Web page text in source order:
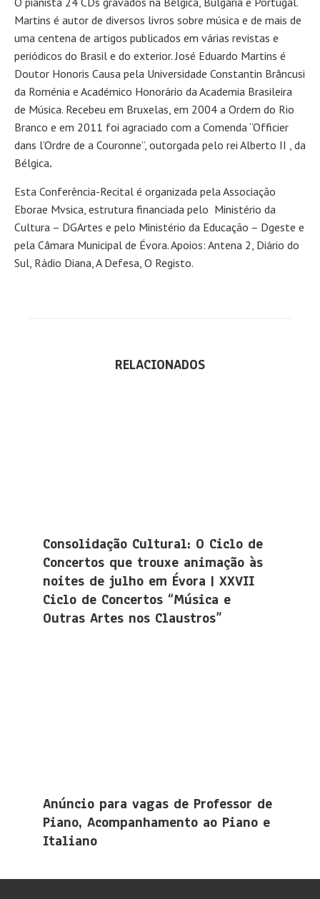
Martins é autor de diversos livros sobre música e de mais de
uma centena de artigos publicados em várias revistas e
periódicos do Brasil e do exterior. José Eduardo Martins é
Doutor Honoris Causa pela Universidade Constantin Brâncusi
da Roménia e Académico Honorário da Academia Brasileira
de Música. Recebeu em Bruxelas, em 2004 a Ordem do Rio
Branco e em 2011 foi agraciado com a Comenda “Officier
dans l’Ordre de a Couronne”, outorgada pelo rei Alberto II , da
Bélgica.
Esta Conferência-Recital é organizada pela Associação
Eborae Mvsica, estrutura financiada pelo Ministério da
Cultura – DGArtes e pelo Ministério da Educação – Dgeste e
pela Câmara Municipal de Évora. Apoios: Antena 2, Diário do
Sul, Rádio Diana, A Defesa, O Registo.
RELACIONADOS
Consolidação Cultural: O Ciclo de
Concertos que trouxe animação às
noites de julho em Évora | XXVII
Ciclo de Concertos “Música e
Outras Artes nos Claustros”
Anúncio para vagas de Professor de
Piano, Acompanhamento ao Piano e
Italiano